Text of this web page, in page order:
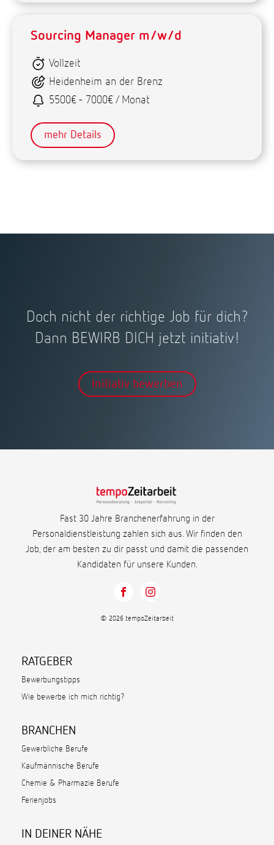
Sourcing Manager m/w/d
Vollzeit
Heidenheim an der Brenz
5500€ - 7000€ / Monat
mehr Details
Doch nicht der richtige Job für dich?
Dann BEWIRB DICH jetzt initiativ!
Initiativ bewerben
Fast 30 Jahre Branchenerfahrung in der
Personaldienstleistung zahlen sich aus. Wir finden den
Job, der am besten zu dir passt und damit die passenden
Kandidaten für unsere Kunden.
© 2026 tempoZeitarbeit
RATGEBER
Bewerbungstipps
Wie bewerbe ich mich richtig?
BRANCHEN
Gewerbliche Berufe
Kaufmännische Berufe
Chemie & Pharmazie Berufe
Ferienjobs
IN DEINER NÄHE